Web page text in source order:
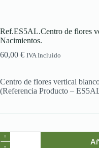
Ref.ES5AL.Centro de flores
Nacimientos.
60,00 € IVA Incluido
Centro de flores vertical
(Referencia Producto –
Ref.ES5AL.Centro
de